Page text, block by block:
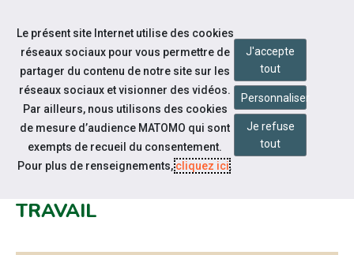
Aller au contenu
Notre actualité
JOURNÉE MONDIALE DE LA
TRAVAIL
Le présent site Internet utilise des cookies
réseaux sociaux pour vous permettre de
partager du contenu de notre site sur les
réseaux sociaux et visionner des vidéos.
Par ailleurs, nous utilisons des cookies
de mesure d’audience MATOMO qui sont
exempts de recueil du consentement.
Pour plus de renseignements,cliquez ici.
J'accepte
tout
Personnaliser
Je refuse
tout